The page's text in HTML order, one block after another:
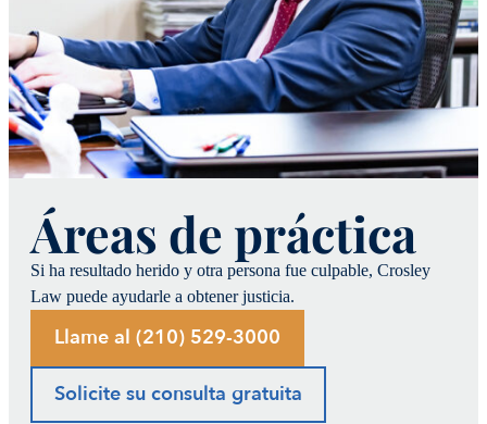
Áreas de práctica
Si ha resultado herido y otra persona fue culpable, Crosley
Law puede ayudarle a obtener justicia.
Llame al (210) 529-3000
Solicite su consulta gratuita